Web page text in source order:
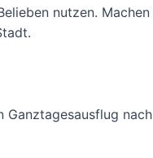
nutzen. Machen
Ganztagesausflug nach